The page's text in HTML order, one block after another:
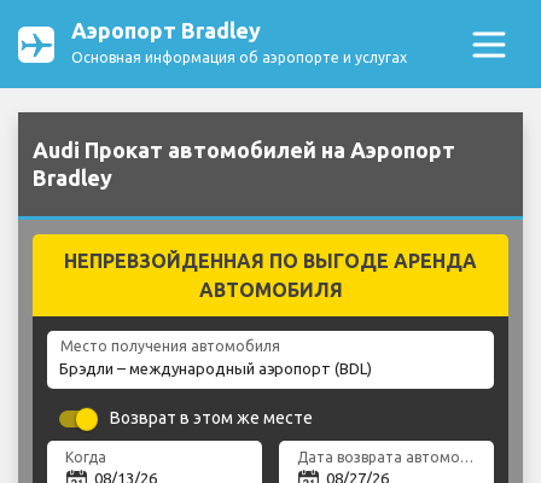
Аэропорт Bradley
Основная информация об аэропорте и услугах
Audi Прокат автомобилей на Аэропорт
Bradley
НЕПРЕВЗОЙДЕННАЯ ПО ВЫГОДЕ АРЕНДА
АВТОМОБИЛЯ
Место получения автомобиля
Возврат в этом же месте
Когда Дата возврата автомобиля